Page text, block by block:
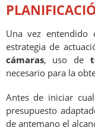
Una vez entendido
estrategia de
cámaras, uso de
necesario para la
Antes de iniciar
presupuesto
de antemano el